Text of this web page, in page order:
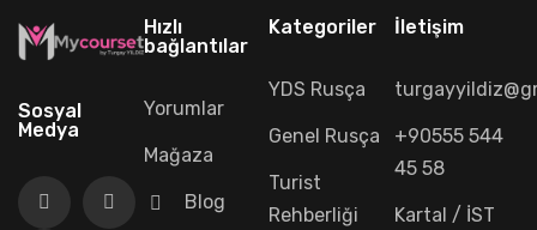
Sosyal
Medya
Hızlı
bağlantılar
Yorumlar
Mağaza
Blog
Kategoriler
YDS Rusça
Genel Rusça
Turist
Rehberliği
İletişim
+90555 544
45 58
Kartal / İST